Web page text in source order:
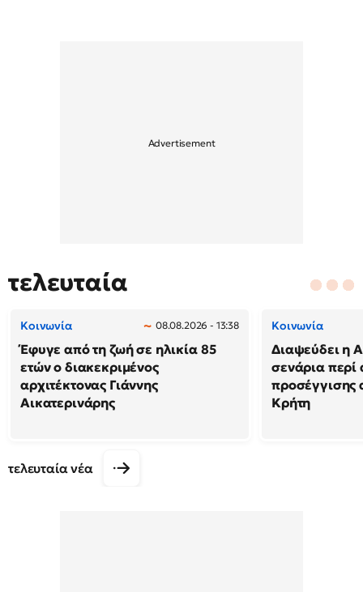
τελευταία
Κοινωνία 08.08.2026 - 13:38
Έφυγε από τη ζωή σε ηλικία 85
ετών ο διακεκριμένος
αρχιτέκτονας Γιάννης
Αικατερινάρης
Κοινωνία
Διαψεύδει η
σενάρια περί
προσέγγισης
Κρήτη
τελευταία νέα